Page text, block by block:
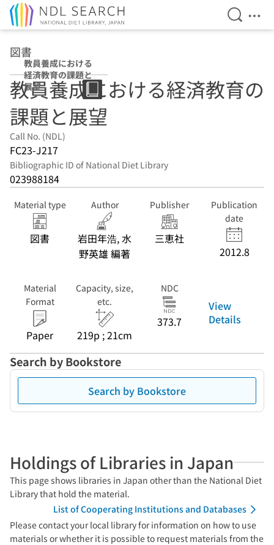
Open
図書
教員養成における
経済教育の課題と
展望
教員養成における経済教育の
課題と展望
Call No. (NDL)
FC23-J217
Bibliographic ID of National Diet Library
023988184
Material type
図書
Author
岩田年浩, 水
野英雄 編著
Publisher
三恵社
Publication
date
2012.8
Material
Format
Paper
Capacity, size,
etc.
219p ; 21cm
NDC
373.7
View
Details
Search by Bookstore
Search by Bookstore
Holdings of Libraries in Japan
This page shows libraries in Japan other than the National Diet
Library that hold the material.
List of Cooperating Institutions and Databases
Please contact your local library for information on how to use
materials or whether it is possible to request materials from the